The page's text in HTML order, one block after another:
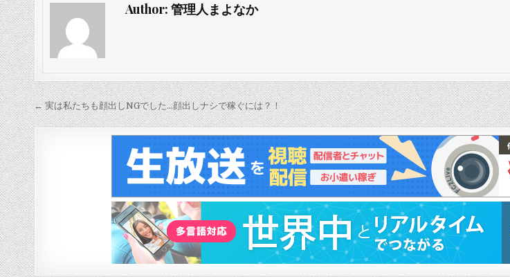
Author: 管理人まよなか
投
稿
ナ
ビ
ゲ
ー
シ
ョ
ン
← 実は私たちも顔出しNGでした…顔出しナシで稼ぐには？！